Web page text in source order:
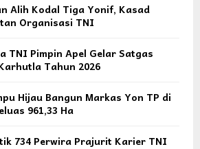
Alih Kodal Tiga Yonif, Kasad
Organisasi TNI
TNI Pimpin Apel Gelar Satgas
Tahun 2026
Hijau Bangun Markas Yon TP di
961,33 Ha
734 Perwira Prajurit Karier TNI